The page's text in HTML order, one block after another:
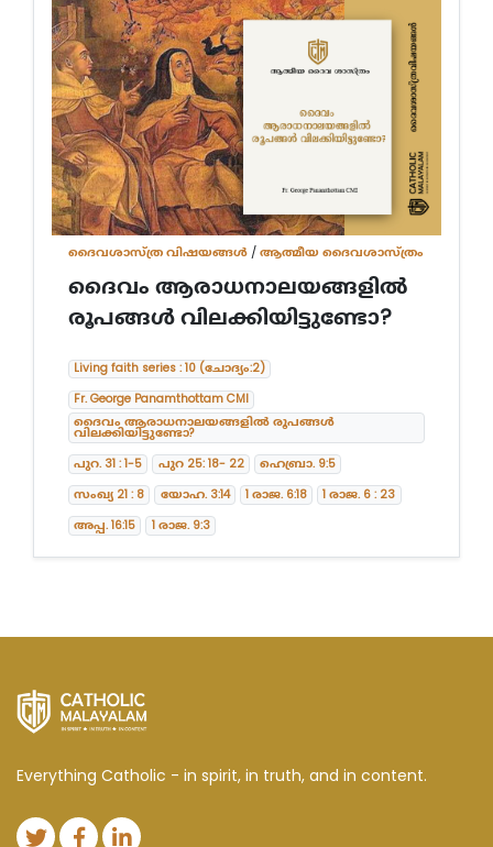
ദൈവശാസ്ത്ര വിഷയങ്ങള്‍ /ആത്മീയ ദൈവശാസ്ത്രം
ദൈവം ആരാധനാലയങ്ങളിൽ
രൂപങ്ങൾ വിലക്കിയിട്ടുണ്ടോ?
Living faith series : 10 (ചോദ്യം:2)
Fr. George Panamthottam CMI
ദൈവം ആരാധനാലയങ്ങളിൽ രൂപങ്ങൾ
വിലക്കിയിട്ടുണ്ടോ?
പുറ. 31 : 1-5
പുറ 25: 18- 22
ഹെബ്രാ. 9:5
സംഖ്യ 21 : 8
യോഹ. 3:14 1 രാജ. 6:18
1 രാജ. 6 : 23
അപ്പ. 16:15
1 രാജ. 9:3
Everything Catholic - in spirit, in truth, and in content.